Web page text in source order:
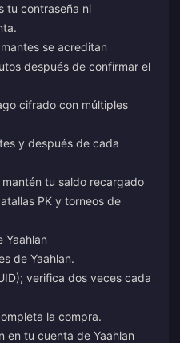
tu contraseña ni
se acreditan
después de confirmar el
cifrado con múltiples
y después de cada
mantén tu saldo recargado
PK y torneos de
Yaahlan
de Yaahlan.
verifica dos veces cada
la compra.
en tu cuenta de Yaahlan